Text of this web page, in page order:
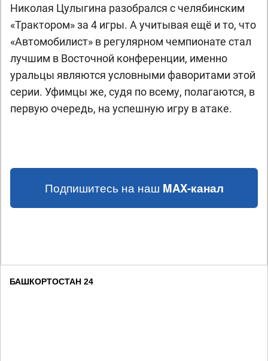
Николая Цулыгина разобрался с челябинским
«Трактором» за 4 игры. А учитывая ещё и то, что
«Автомобилист» в регулярном чемпионате стал
лучшим в Восточной конференции, именно
уральцы являются условными фаворитами этой
серии. Уфимцы же, судя по всему, полагаются, в
первую очередь, на успешную игру в атаке.
Подпишитесь на наш MAX-канал
БАШКОРТОСТАН 24